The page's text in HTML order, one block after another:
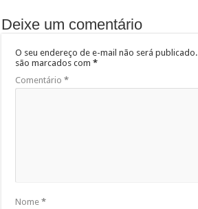
Deixe um comentário
O seu endereço de e-mail não será publicado.
são marcados com*
Comentário*
Nome*